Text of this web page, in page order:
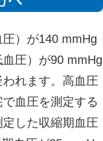
）が140 mmHg
圧）が90 mmHg
れます。高血圧
血圧を測定する
した収縮期血圧